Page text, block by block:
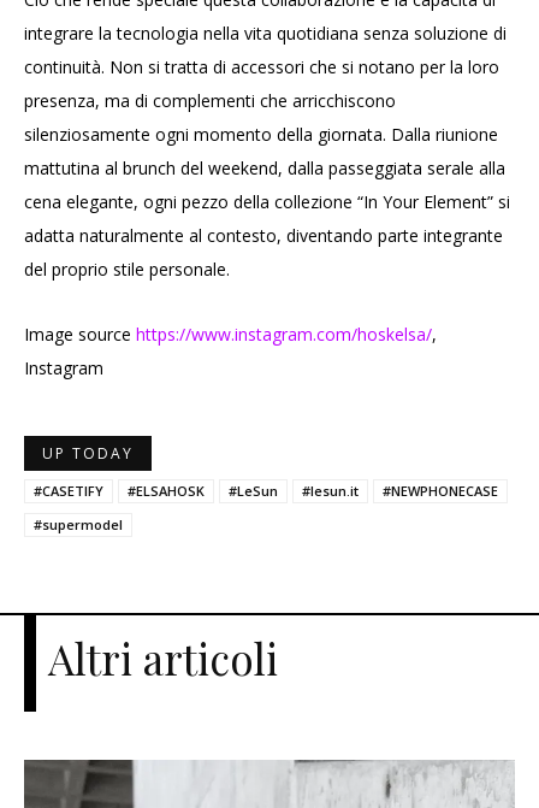
integrare la tecnologia nella vita quotidiana senza soluzione di
continuità. Non si tratta di accessori che si notano per la loro
presenza, ma di complementi che arricchiscono
silenziosamente ogni momento della giornata. Dalla riunione
mattutina al brunch del weekend, dalla passeggiata serale alla
cena elegante, ogni pezzo della collezione “In Your Element” si
adatta naturalmente al contesto, diventando parte integrante
del proprio stile personale.
Image source https://www.instagram.com/hoskelsa/,
Instagram
UP TODAY
#CASETIFY #ELSAHOSK #LeSun #lesun.it
#NEWPHONECASE
#supermodel
Altri articoli